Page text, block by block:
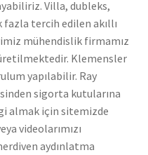
Villa, dubleks,
tercih edilen akıllı
mühendislik firmamız
Klemensler
yapılabilir. Ray
sigorta kutularına
almak için sitemizde
videolarımızı
aydınlatma